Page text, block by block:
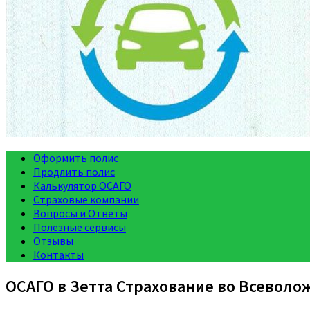
Оформить полис
Продлить полис
Калькулятор ОСАГО
Страховые компании
Вопросы и Ответы
Полезные сервисы
Отзывы
Контакты
ОСАГО в Зетта Страхование во